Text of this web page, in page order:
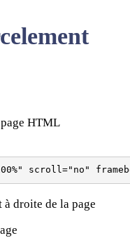
HTML
droite de la page